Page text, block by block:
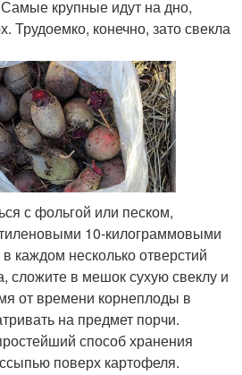
крупные идут на дно,
Трудоемко, конечно, зато свекла
с фольгой или песком,
10-килограммовыми
каждом несколько отверстий
сложите в мешок сухую свеклу и
от времени корнеплоды в
на предмет порчи.
способ хранения
поверх картофеля.